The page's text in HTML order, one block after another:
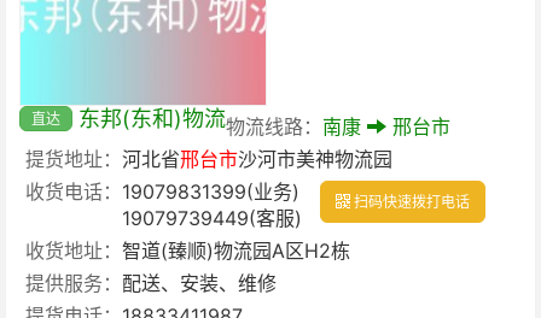
直达 东邦(东和)物流物流线路： 南康
邢台市
提货地址： 河北省邢台市沙河市美神物流园
收货电话： 19079831399(业务)
19079739449(客服)
扫码快速拨打电话
收货地址： 智道(臻顺)物流园A区H2栋
提供服务： 配送、安装、维修